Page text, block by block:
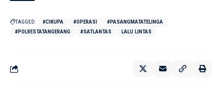
TAGGED: #CIKUPA #OPERASI
#PASANGMATATELINGA
#POLRESTATANGERANG
#SATLANTAS LALU LINTAS